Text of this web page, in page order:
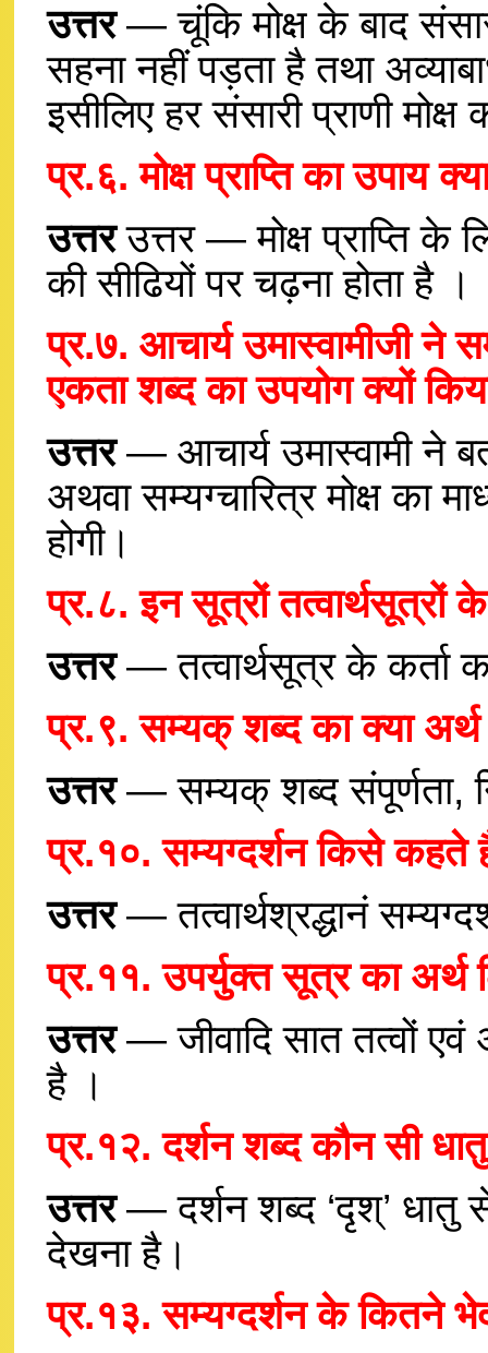
उत्तर— चूंकि मोक्ष के बाद
सहना नहीं पड़ता है तथा
इसीलिए हर संसारी प्राणी
प्र.६. मोक्ष प्राप्ति का उपाय
उत्तरउत्तर — मोक्ष प्राप्ति के
की सीढियों पर चढ़ना होता है ।
प्र.७. आचार्य उमास्वामीजी ने
एकता शब्द का उपयोग क्यों
उत्तर— आचार्य उमास्वामी ने
अथवा सम्यग्चारित्र मोक्ष का
होगी।
प्र.८. इन सूत्रों तत्वार्थसूत्रों
उत्तर— तत्वार्थसूत्र के कर्ता
प्र.९. सम्यक् शब्द का क्या
उत्तर— सम्यक् शब्द संपूर्णता,
प्र.१०. सम्यग्दर्शन किसे
उत्तर— तत्वार्थश्रद्धानं
प्र.११. उपर्युक्त सूत्र का अर्थ
उत्तर— जीवादि सात तत्वों एवं
है ।
प्र.१२. दर्शन शब्द कौन सी
उत्तर— दर्शन शब्द ‘दृश्’
देखना है।
प्र.१३. सम्यग्दर्शन के कितने